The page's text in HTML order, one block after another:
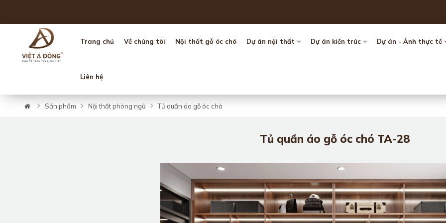
Trang chủ Về chúng tôi Nội thất gỗ óc chó Dự án nội thất Dự án kiến trúc Dự án - Ảnh thực tế
Liên hệ
Sản phẩm Nội thất phòng ngủ Tủ quần áo gỗ óc chó
Tủ quần áo gỗ óc chó TA-28